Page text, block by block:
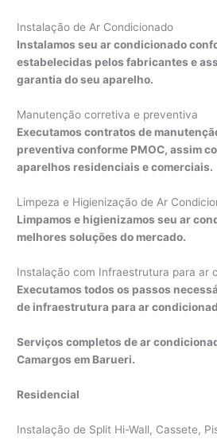
Instalação de Ar Condicionado
Instalamos seu ar condicionado
estabelecidas pelos fabricantes e
garantia do seu aparelho.
Manutenção corretiva e preventiva
Executamos contratos de
preventiva conforme PMOC, assim
aparelhos residenciais e comerciais.
Limpeza e Higienização de Ar
Limpamos e higienizamos seu ar
melhores soluções do mercado.
Instalação com Infraestrutura para ar
Executamos todos os passos
de infraestrutura para ar
Serviços completos de ar
Camargos em Barueri.
Residencial
Instalação de Split Hi-Wall, Cassete,